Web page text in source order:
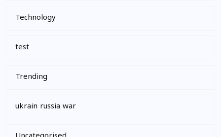
Technology
test
Trending
ukrain russia war